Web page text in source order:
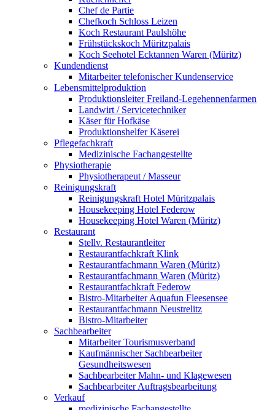
Chef de Partie
Chefkoch Schloss Leizen
Koch Restaurant Paulshöhe
Frühstückskoch Müritzpalais
Koch Seehotel Ecktannen Waren (Müritz)
Kundendienst
Mitarbeiter telefonischer Kundenservice
Lebensmittelproduktion
Produktionsleiter Freiland-Legehennenfarmen
Landwirt / Servicetechniker
Käser für Hofkäse
Produktionshelfer Käserei
Pflegefachkraft
Medizinische Fachangestellte
Physiotherapie
Physiotherapeut / Masseur
Reinigungskraft
Reinigungskraft Hotel Müritzpalais
Housekeeping Hotel Federow
Housekeeping Hotel Waren (Müritz)
Restaurant
Stellv. Restaurantleiter
Restaurantfachkraft Klink
Restaurantfachmann Waren (Müritz)
Restaurantfachmann Waren (Müritz)
Restaurantfachkraft Federow
Bistro-Mitarbeiter Aquafun Fleesensee
Restaurantfachmann Neustrelitz
Bistro-Mitarbeiter
Sachbearbeiter
Mitarbeiter Tourismusverband
Kaufmännischer Sachbearbeiter
Gesundheitswesen
Sachbearbeiter Mahn- und Klagewesen
Sachbearbeiter Auftragsbearbeitung
Verkauf